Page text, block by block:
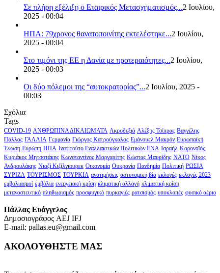
Σε πλήρη εξέλιξη ο Εταιρικός Μετασχηματισμός...2 Ιουλίου,
2025 - 00:04
ΗΠΑ: 79χρονος θανατοποινίτης εκτελέστηκε...2 Ιουλίου,
2025 - 00:04
Στο τιμόνι της ΕΕ η Δανία με προτεραιότητες...2 Ιουλίου,
2025 - 00:03
Οι δύο πόλεμοι της “αυτοκρατορίας”...2 Ιουλίου, 2025 -
00:03
Σχόλια
Tags
COVID-19 ΑΝΘΡΩΠΙΝΑ ΔΙΚΑΙΩΜΑΤΑ Ακροδεξιά Αλέξης Τσίπρας Βαγγέλης
Πάλλας ΓΑΛΛΙΑ Γερμανία Γιώργος Κατρούγκαλος Εμάνουελ Μακρόν Ευρωπαϊκή
Ένωση Ευρώπη ΗΠΑ Ινστιτούτο Εναλλακτικών Πολιτικών ΕΝΑ Ισραήλ Κορονοϊός
Κυριάκος Μητσοτάκης Κωνσταντίνος Μαργαρίτης Κώστας Μαυρίδης ΝΑΤΟ Νίκος
Ανδρουλάκης Νιαζί Κιζίλγιουρεκ Οικονομία Ουκρανία Πανδημία Πολιτική ΡΩΣΙΑ
ΣΥΡΙΖΑ ΤΟΥΡΙΣΜΟΣ ΤΟΥΡΚΙΑ ανατιμήσεις αστυνομική βία εκλογές εκλογές 2023
εμβολιασμοί εμβόλια ενεργειακή κρίση κλιματική αλλαγή κλιματική κρίση
μεταναστευτικό πληθωρισμός προσφυγικό πυρκαγιές ρατσισμός υποκλοπές φυσικό αέριο
Πάλλας Ευάγγελος
Δημοσιογράφος AEJ ΙFJ
E-mail: pallas.eu@gmail.com
ΑΚΟΛΟΥΘΗΣΤΕ ΜΑΣ